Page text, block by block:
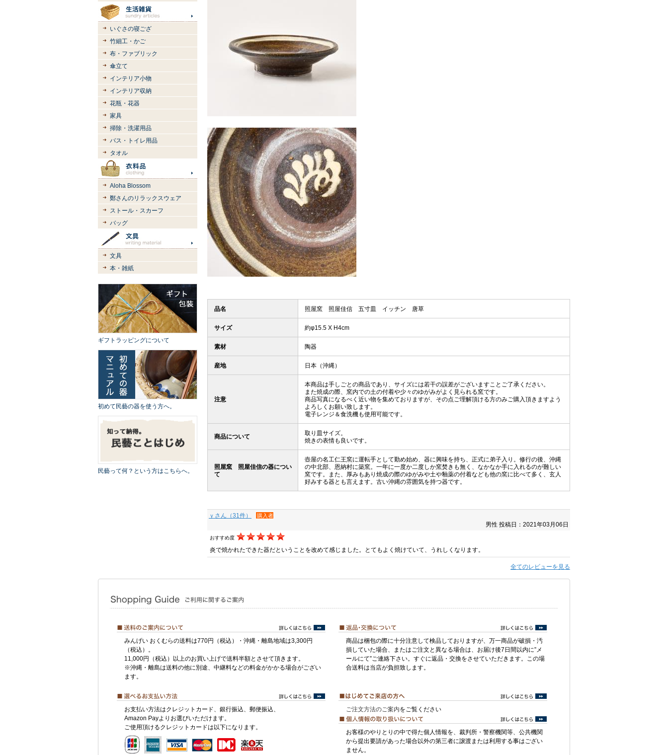
いぐさの寝ござ
竹細工・かご
布・ファブリック
傘立て
インテリア小物
インテリア収納
花瓶・花器
家具
掃除・洗濯用品
バス・トイレ用品
タオル
Aloha Blossom
鄭さんのリラックスウェア
ストール・スカーフ
バッグ
文具
本・雑紙
ギフトラッピングについて
初めて民藝の器を使う方へ。
民藝って何？という方はこちらへ。
品名 照屋窯 照屋佳信 五寸皿 イッチン 唐草
サイズ 約φ15.5 X H4cm
素材 陶器
産地 日本（沖縄）
注意
本商品は手しごとの商品であり、サイズには若干の誤差がございますことご了承ください。
また焼成の際、窯内での土の付着や少々のゆがみがよく見られる窯です。
商品写真になるべく近い物を集めておりますが、その点ご理解頂ける方のみご購入頂きますよう
よろしくお願い致します。
電子レンジ＆食洗機も使用可能です。
商品について
取り皿サイズ。
焼きの表情も良いです。
照屋窯 照屋佳信の器につい
て
壺屋の名工仁王窯に運転手として勤め始め、器に興味を持ち、正式に弟子入り。修行の後、沖縄
の中北部、恩納村に築窯。一年に一度か二度しか窯焚きも無く、なかなか手に入れるのが難しい
窯です。また、厚みもあり焼成の際のゆがみや土や釉薬の付着なども他の窯に比べて多く、玄人
好みする器とも言えます。古い沖縄の雰囲気を持つ器です。
ｙさん（31件） 購入者
男性 投稿日：2021年03月06日
おすすめ度
炎で焼かれたできた器だということを改めて感じました。とてもよく焼けていて、うれしくなります。
全てのレビューを見る
みんげい おくむらの送料は770円（税込）・沖縄・離島地域は3,300円
（税込）。
11,000円（税込）以上のお買い上げで送料半額とさせて頂きます。
※沖縄・離島は送料の他に別途、中継料などの料金がかかる場合がござい
ます。
商品は梱包の際に十分注意して検品しておりますが、万一商品が破損・汚
損していた場合、またはご注文と異なる場合は、お届け後7日間以内に”メ
ールにて”ご連絡下さい。すぐに返品・交換をさせていただきます。この場
合送料は当店が負担致します。
お支払い方法はクレジットカード、銀行振込、郵便振込、
Amazon Payよりお選びいただけます。
ご使用頂けるクレジットカードは以下になります。
ご注文方法のご案内をご覧ください
お客様のやりとりの中で得た個人情報を、裁判所・警察機関等、公共機関
から提出要請があった場合以外の第三者に譲渡または利用する事はござい
ません。